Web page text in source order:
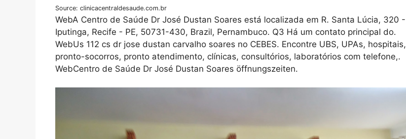
Source: clinicacentraldesaude.com.br
WebA Centro de Saúde Dr José Dustan Soares está localizada em R. Santa Lúcia, 320 -
Iputinga, Recife - PE, 50731-430, Brazil, Pernambuco. Q3 Há um contato principal do.
WebUs 112 cs dr jose dustan carvalho soares no CEBES. Encontre UBS, UPAs, hospitais,
pronto-socorros, pronto atendimento, clínicas, consultórios, laboratórios com telefone,.
WebCentro de Saúde Dr José Dustan Soares öffnungszeiten.